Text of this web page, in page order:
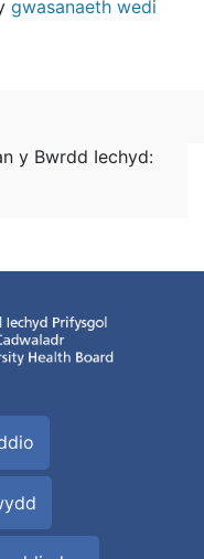
gwasanaeth wedi
y Bwrdd Iechyd: